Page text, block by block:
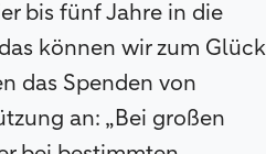
bis fünf Jahre in die
können wir zum Glück
das Spenden von
an: „Bei großen